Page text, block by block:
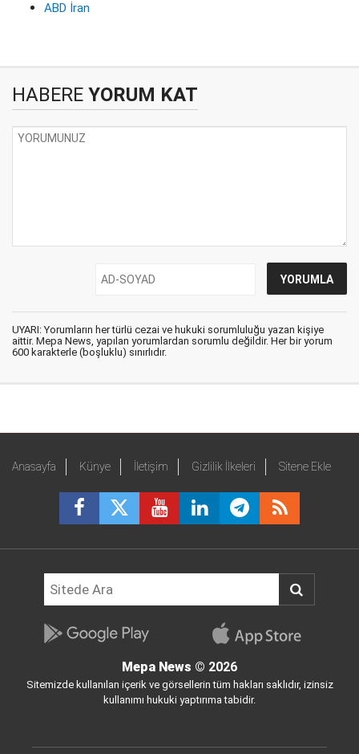
ABD İran
HABERE YORUM KAT
UYARI: Yorumların her türlü cezai ve hukuki sorumluluğu yazan kişiye
aittir. Mepa News, yapılan yorumlardan sorumlu değildir. Her bir yorum
600 karakterle (boşluklu) sınırlıdır.
Anasayfa Künye İletişim Gizlilik İlkeleri Sitene Ekle
Mepa News © 2026
Sitemizde kullanılan içerik ve görsellerin tüm hakları saklıdır, izinsiz
kullanımı hukuki yaptırıma tabidir.